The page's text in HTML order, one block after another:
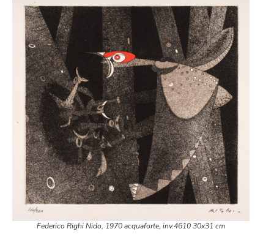
Federico RighiNido, 1970 acquaforte, inv.4610 30x31 cm